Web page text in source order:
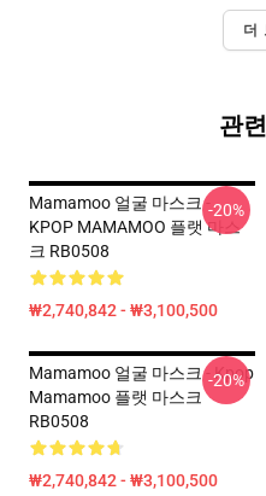
더
관
Mamamoo 얼굴 마스크 -
KPOP MAMAMOO 플랫 마스
크 RB0508
₩2,740,842 - ₩3,100,500
-20%
Mamamoo 얼굴 마스크 - Kpop
Mamamoo 플랫 마스크
RB0508
₩2,740,842 - ₩3,100,500
-20%